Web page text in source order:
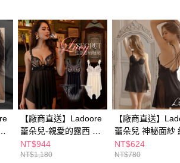
方式進行付款，方視為交易完成。
當下不需立刻繳費，但若您需要取消訂單，請聯絡
家同意取消之訂單仍視為有效，需透過AFTEE先享
先享後付 」之結帳頁面顯示為準，若有關於
取消欲退款等相關疑問，請聯繫「AFTEE先享後付
support/home
有限公司提供之「AFTEE先享後付」服務完成之交
圍內提供個人資料，並將交易相關給付款項請求債
限公司。
宜，請瀏覽以下網址：
先徵得法定代理人或監護人之同意方可使用
【廠商直送】Ladoore
蕾朵兒-親愛的露西 性
感雪紡睡裙-多款任選
NT$944
NT$1,180
【廠商直送】
蕾朵兒 神秘面紗
蕾絲性感睡裙
NT$624
NT$780